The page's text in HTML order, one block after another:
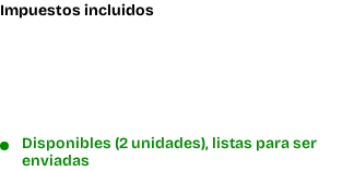
Impuestos incluidos
Disponibles (2 unidades), listas para ser
enviadas